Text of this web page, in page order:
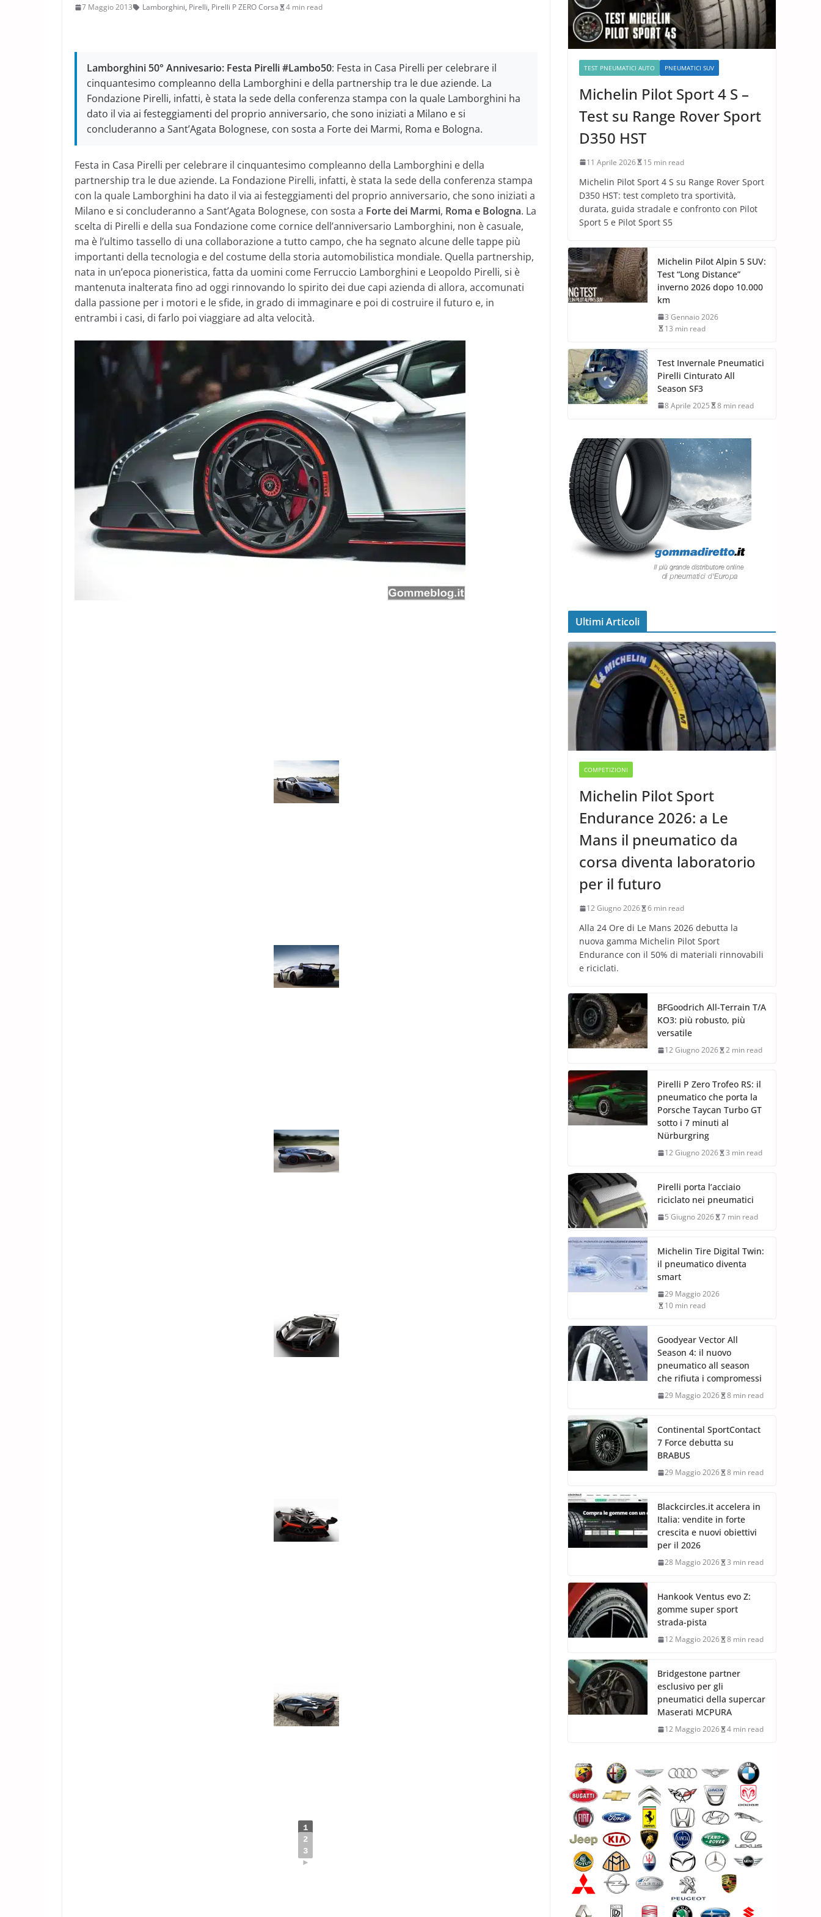
7 Maggio 2013 Lamborghini, Pirelli, Pirelli P ZERO Corsa 4 min read
Lamborghini 50° Annivesario: Festa Pirelli #Lambo50: Festa in Casa Pirelli per celebrare il
cinquantesimo compleanno della Lamborghini e della partnership tra le due aziende. La
Fondazione Pirelli, infatti, è stata la sede della conferenza stampa con la quale Lamborghini ha
dato il via ai festeggiamenti del proprio anniversario, che sono iniziati a Milano e si
concluderanno a Sant’Agata Bolognese, con sosta a Forte dei Marmi, Roma e Bologna.
Festa in Casa Pirelli per celebrare il cinquantesimo compleanno della Lamborghini e della
partnership tra le due aziende. La Fondazione Pirelli, infatti, è stata la sede della conferenza stampa
con la quale Lamborghini ha dato il via ai festeggiamenti del proprio anniversario, che sono iniziati a
Milano e si concluderanno a Sant’Agata Bolognese, con sosta a Forte dei Marmi, Roma e Bologna. La
scelta di Pirelli e della sua Fondazione come cornice dell’anniversario Lamborghini, non è casuale,
ma è l’ultimo tassello di una collaborazione a tutto campo, che ha segnato alcune delle tappe più
importanti della tecnologia e del costume della storia automobilistica mondiale. Quella partnership,
nata in un’epoca pioneristica, fatta da uomini come Ferruccio Lamborghini e Leopoldo Pirelli, si è
mantenuta inalterata fino ad oggi rinnovando lo spirito dei due capi azienda di allora, accomunati
dalla passione per i motori e le sfide, in grado di immaginare e poi di costruire il futuro e, in
entrambi i casi, di farlo poi viaggiare ad alta velocità.
1
2
3
►
TEST PNEUMATICI AUTO PNEUMATICI SUV
Michelin Pilot Sport 4 S –
Test su Range Rover Sport
D350 HST
11 Aprile 2026 15 min read
Michelin Pilot Sport 4 S su Range Rover Sport
D350 HST: test completo tra sportività,
durata, guida stradale e confronto con Pilot
Sport 5 e Pilot Sport S5
Michelin Pilot Alpin 5 SUV:
Test “Long Distance”
inverno 2026 dopo 10.000
km
3 Gennaio 2026
13 min read
Test Invernale Pneumatici
Pirelli Cinturato All
Season SF3
8 Aprile 2025 8 min read
Ultimi Articoli
COMPETIZIONI
Michelin Pilot Sport
Endurance 2026: a Le
Mans il pneumatico da
corsa diventa laboratorio
per il futuro
12 Giugno 2026 6 min read
Alla 24 Ore di Le Mans 2026 debutta la
nuova gamma Michelin Pilot Sport
Endurance con il 50% di materiali rinnovabili
e riciclati.
BFGoodrich All-Terrain T/A
KO3: più robusto, più
versatile
12 Giugno 2026 2 min read
Pirelli P Zero Trofeo RS: il
pneumatico che porta la
Porsche Taycan Turbo GT
sotto i 7 minuti al
Nürburgring
12 Giugno 2026 3 min read
Pirelli porta l’acciaio
riciclato nei pneumatici
5 Giugno 2026 7 min read
Michelin Tire Digital Twin:
il pneumatico diventa
smart
29 Maggio 2026
10 min read
Goodyear Vector All
Season 4: il nuovo
pneumatico all season
che rifiuta i compromessi
29 Maggio 2026 8 min read
Continental SportContact
7 Force debutta su
BRABUS
29 Maggio 2026 8 min read
Blackcircles.it accelera in
Italia: vendite in forte
crescita e nuovi obiettivi
per il 2026
28 Maggio 2026 3 min read
Hankook Ventus evo Z:
gomme super sport
strada-pista
12 Maggio 2026 8 min read
Bridgestone partner
esclusivo per gli
pneumatici della supercar
Maserati MCPURA
12 Maggio 2026 4 min read